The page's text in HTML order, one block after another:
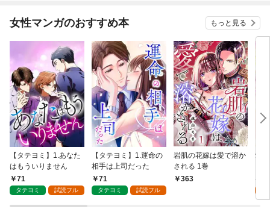
女性マンガのおすすめ本 もっと見る
【タテヨミ】1.あなた
はもういりません
71
タテヨミ 試読フル
【タテヨミ】1.運命の
相手は上司だった
71
タテヨミ 試読フル
岩肌の花嫁は愛で溶か
される 1巻
363
愛